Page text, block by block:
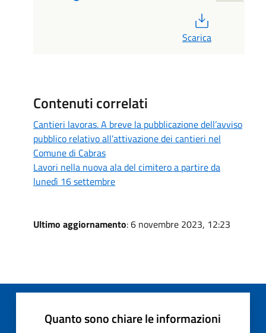
Scarica
Contenuti correlati
Cantieri lavoras. A breve la pubblicazione dell’avviso
pubblico relativo all’attivazione dei cantieri nel
Comune di Cabras
Lavori nella nuova ala del cimitero a partire da
lunedì 16 settembre
Ultimo aggiornamento: 6 novembre 2023, 12:23
Quanto sono chiare le informazioni